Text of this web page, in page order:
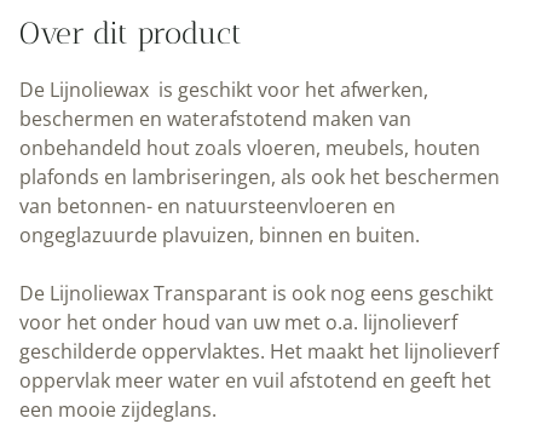
Over dit product
De Lijnoliewax is geschikt voor het afwerken,
beschermen en waterafstotend maken van
onbehandeld hout zoals vloeren, meubels, houten
plafonds en lambriseringen, als ook het beschermen
van betonnen- en natuursteenvloeren en
ongeglazuurde plavuizen, binnen en buiten.
De Lijnoliewax Transparant is ook nog eens geschikt
voor het onder houd van uw met o.a. lijnolieverf
geschilderde oppervlaktes. Het maakt het lijnolieverf
oppervlak meer water en vuil afstotend en geeft het
een mooie zijdeglans.